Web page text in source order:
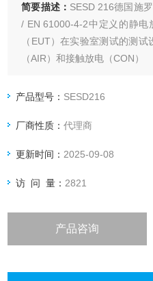
简要描述： SESD 216德国施
/ EN 61000-4-2中定义的静
（EUT）在实验室测试的测
（AIR）和接触放电（CON）
产品型号： SESD216
厂商性质：代理商
更新时间： 2025-09-08
访 问 量： 2821
产品咨询